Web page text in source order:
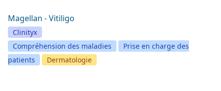
Magellan - Vitiligo
Clinityx
Compréhension des maladies
Prise en charge des
patients
Dermatologie